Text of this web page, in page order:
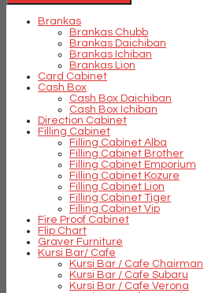
Brankas
Brankas Chubb
Brankas Daichiban
Brankas Ichiban
Brankas Lion
Card Cabinet
Cash Box
Cash Box Daichiban
Cash Box Ichiban
Direction Cabinet
Filling Cabinet
Filling Cabinet Alba
Filling Cabinet Brother
Filling Cabinet Emporium
Filling Cabinet Kozure
Filling Cabinet Lion
Filling Cabinet Tiger
Filling Cabinet Vip
Fire Proof Cabinet
Flip Chart
Graver Furniture
Kursi Bar/ Cafe
Kursi Bar / Cafe Chairman
Kursi Bar / Cafe Subaru
Kursi Bar / Cafe Verona